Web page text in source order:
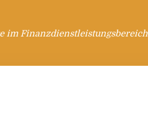
im Finanzdienstleistungsbereich